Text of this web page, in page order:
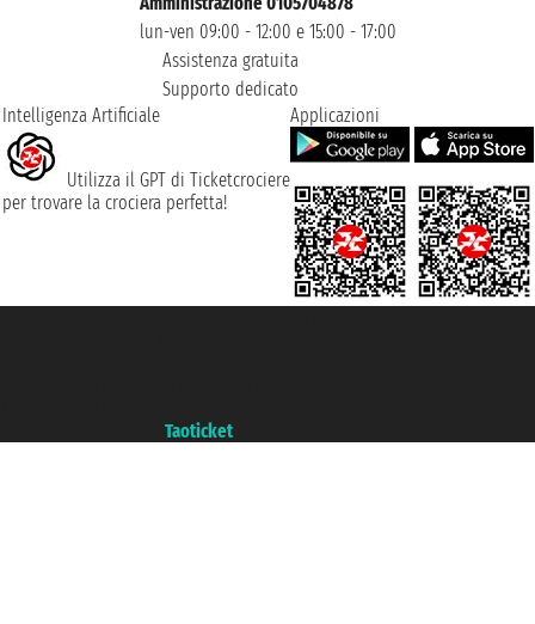
lun-ven 09:00 - 12:00 e 15:00 - 17:00
Assistenza gratuita
Supporto dedicato
Intelligenza Artificiale
Utilizza il GPT di Ticketcrociere
per trovare la crociera perfetta!
Applicazioni
Taoticket